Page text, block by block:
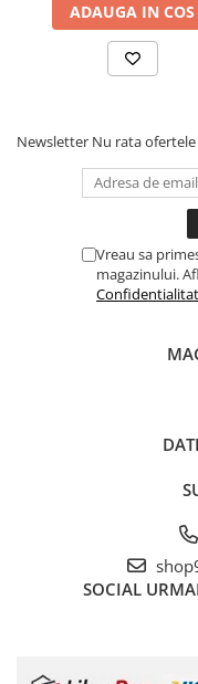
ADAUGA IN COS
Newsletter Nu rata
Vreau sa
magazinului.
SOCIAL